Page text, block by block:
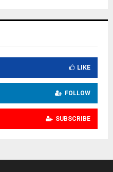
LIKE
FOLLOW
SUBSCRIBE